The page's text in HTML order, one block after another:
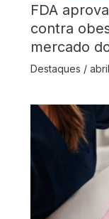
FDA
contra
mercado
Destaques /